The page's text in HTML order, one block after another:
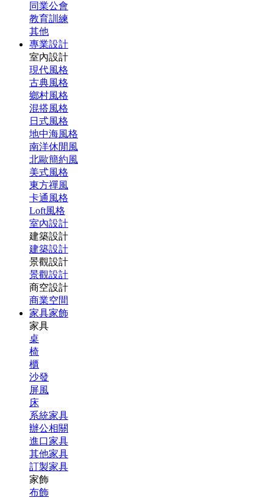
同業公會
教育訓練
其他
專業設計
室內設計
現代風格
古典風格
鄉村風格
混搭風格
日式風格
地中海風格
南洋休閒風
北歐簡約風
美式風格
東方禪風
卡通風格
Loft風格
室內設計
建築設計
建築設計
景觀設計
景觀設計
商空設計
商業空間
家具家飾
家具
桌
椅
櫃
沙發
屏風
床
系統家具
辦公相關
進口家具
其他家具
訂製家具
家飾
布飾